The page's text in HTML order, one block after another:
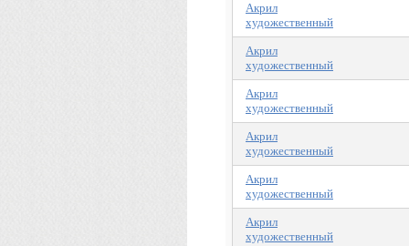
Акрил
художественный
Акрил
художественный
Акрил
художественный
Акрил
художественный
Акрил
художественный
Акрил
художественный